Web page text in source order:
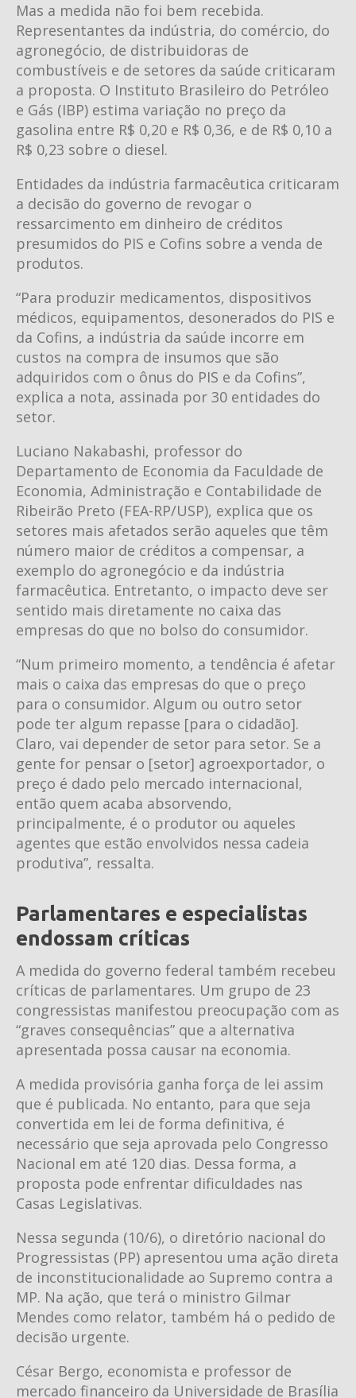
Mas a medida não foi bem recebida.
Representantes da indústria, do comércio, do
agronegócio, de distribuidoras de
combustíveis e de setores da saúde criticaram
a proposta. O Instituto Brasileiro do Petróleo
e Gás (IBP) estima variação no preço da
gasolina entre R$ 0,20 e R$ 0,36, e de R$ 0,10 a
R$ 0,23 sobre o diesel.
Entidades da indústria farmacêutica criticaram
a decisão do governo de revogar o
ressarcimento em dinheiro de créditos
presumidos do PIS e Cofins sobre a venda de
produtos.
“Para produzir medicamentos, dispositivos
médicos, equipamentos, desonerados do PIS e
da Cofins, a indústria da saúde incorre em
custos na compra de insumos que são
adquiridos com o ônus do PIS e da Cofins”,
explica a nota, assinada por 30 entidades do
setor.
Luciano Nakabashi, professor do
Departamento de Economia da Faculdade de
Economia, Administração e Contabilidade de
Ribeirão Preto (FEA-RP/USP), explica que os
setores mais afetados serão aqueles que têm
número maior de créditos a compensar, a
exemplo do agronegócio e da indústria
farmacêutica. Entretanto, o impacto deve ser
sentido mais diretamente no caixa das
empresas do que no bolso do consumidor.
“Num primeiro momento, a tendência é afetar
mais o caixa das empresas do que o preço
para o consumidor. Algum ou outro setor
pode ter algum repasse [para o cidadão].
Claro, vai depender de setor para setor. Se a
gente for pensar o [setor] agroexportador, o
preço é dado pelo mercado internacional,
então quem acaba absorvendo,
principalmente, é o produtor ou aqueles
agentes que estão envolvidos nessa cadeia
produtiva”, ressalta.
Parlamentares e especialistas
endossam críticas
A medida do governo federal também recebeu
críticas de parlamentares. Um grupo de 23
congressistas manifestou preocupação com as
“graves consequências” que a alternativa
apresentada possa causar na economia.
A medida provisória ganha força de lei assim
que é publicada. No entanto, para que seja
convertida em lei de forma definitiva, é
necessário que seja aprovada pelo Congresso
Nacional em até 120 dias. Dessa forma, a
proposta pode enfrentar dificuldades nas
Casas Legislativas.
Nessa segunda (10/6), o diretório nacional do
Progressistas (PP) apresentou uma ação direta
de inconstitucionalidade ao Supremo contra a
MP. Na ação, que terá o ministro Gilmar
Mendes como relator, também há o pedido de
decisão urgente.
César Bergo, economista e professor de
mercado financeiro da Universidade de Brasília